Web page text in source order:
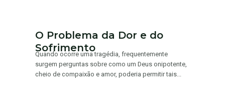
O Problema da Dor e do
Sofrimento
Quando ocorre uma tragédia, frequentemente
surgem perguntas sobre como um Deus onipotente,
cheio de compaixão e amor, poderia permitir tais...